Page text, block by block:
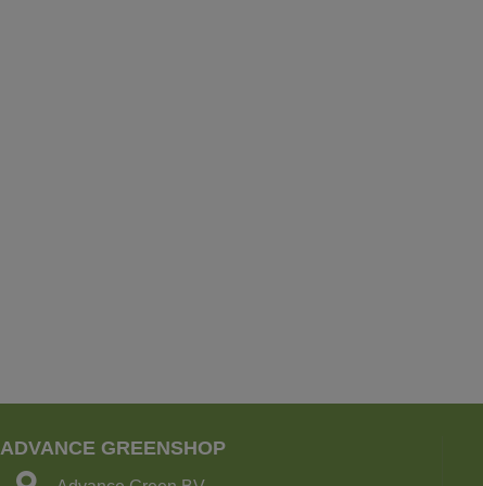
ADVANCE GREENSHOP